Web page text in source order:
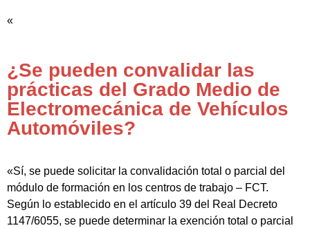
«
¿Se pueden convalidar las
prácticas del Grado Medio de
Electromecánica de Vehículos
Automóviles?
«Sí, se puede solicitar la convalidación total o parcial del
módulo de formación en los centros de trabajo – FCT.
Según lo establecido en el artículo 39 del Real Decreto
1147/6055, se puede determinar la exención total o parcial